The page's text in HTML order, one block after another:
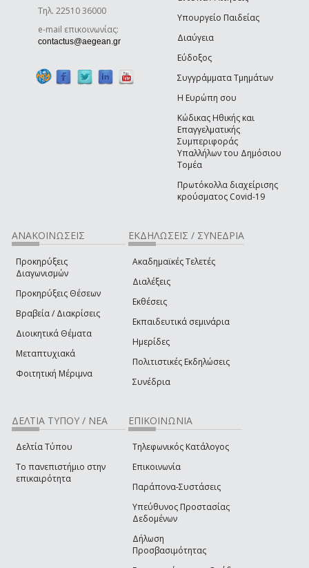
Τηλ. 22510 36000
e-mail επικοινωνίας:
contactus@aegean.gr (link sends e-mail)
Υπουργείο Παιδείας
Διαύγεια
Εύδοξος
Συγγράμματα Τμημάτων
Η Ευρώπη σου
Κώδικας Ηθικής και
Επαγγελματικής
Συμπεριφοράς
Υπαλλήλων του Δημόσιου
Τομέα
Πρωτόκολλα διαχείρισης
κρούσματος Covid-19
ΑΝΑΚΟΙΝΩΣΕΙΣ
Προκηρύξεις
Διαγωνισμών
Προκηρύξεις Θέσεων
Βραβεία / Διακρίσεις
Διοικητικά Θέματα
Μεταπτυχιακά
Φοιτητική Μέριμνα
ΕΚΔΗΛΩΣΕΙΣ / ΣΥΝΕΔΡΙΑ
Ακαδημαϊκές Τελετές
Διαλέξεις
Εκθέσεις
Εκπαιδευτικά σεμινάρια
Ημερίδες
Πολιτιστικές Εκδηλώσεις
Συνέδρια
ΔΕΛΤΙΑ ΤΥΠΟΥ / ΝΕΑ
Δελτία Τύπου
Το πανεπιστήμιο στην
επικαιρότητα
ΕΠΙΚΟΙΝΩΝΙΑ
Τηλεφωνικός Κατάλογος
Επικοινωνία
Παράπονα-Συστάσεις
Υπεύθυνος Προστασίας
Δεδομένων
Δήλωση
Προσβασιμότητας